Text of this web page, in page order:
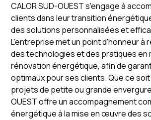
CALOR SUD-OUEST s'engage à
clients dans leur transition
des solutions personnalisées et
L'entreprise met un point d'honneur à
des technologies et des pratiques en
rénovation énergétique, afin de
optimaux pour ses clients. Que ce
projets de petite ou grande
OUEST offre un accompagnement
énergétique à la mise en œuvre des